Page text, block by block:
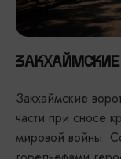
ЗАКХАЙМСКИЕ
Закхаймские
части при сносе
мировой войны.